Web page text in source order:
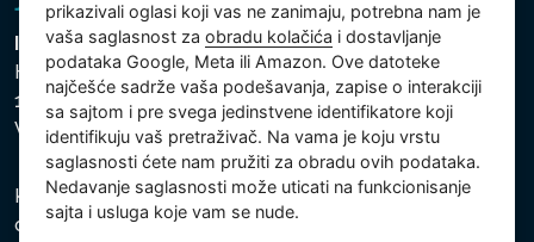
Intex Trading, s.r.o.
Hradecká 2526/3
130 00 Praha 3
Vinohrady - Česká republika
Kompanija je registrovana u Opštinskom sudu u Pragu,
odeljak C, uložak 74759, Identifikacioni broj kompanije:
prikazivali oglasi koji vas ne zanimaju, potrebna nam je
vaša saglasnost zaobradu kolačića i dostavljanje
podataka Google, Meta ili Amazon. Ove datoteke
najčešće sadrže vaša podešavanja, zapise o interakciji
sa sajtom i pre svega jedinstvene identifikatore koji
identifikuju vaš pretraživač. Na vama je koju vrstu
saglasnosti ćete nam pružiti za obradu ovih podataka.
Nedavanje saglasnosti može uticati na funkcionisanje
sajta i usluga koje vam se nude.